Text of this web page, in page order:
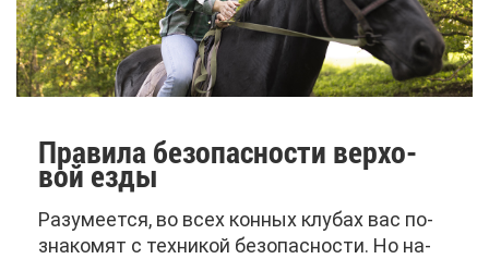
Пра­ви­ла без­опас­но­сти вер­хо­
вой ез­ды
Ра­зу­ме­ет­ся, во всех кон­ных клу­бах вас по­
зна­ко­мят с тех­ни­кой без­опас­но­сти. Но на­